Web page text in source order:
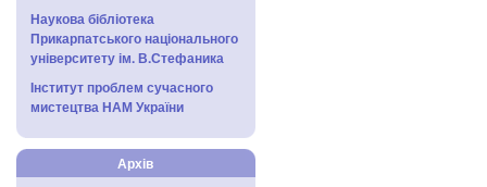
Наукова бібліотека
Прикарпатського національного
університету ім. В.Стефаника
Інститут проблем сучасного
мистецтва НАМ України
Архів